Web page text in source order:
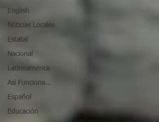
English
Noticias Locales
Estatal
Nacional
Latinoamérica
Así Funciona...
Español
Educación